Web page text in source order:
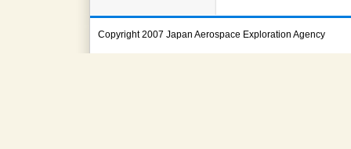
Copyright 2007 Japan Aerospace Exploration Agency